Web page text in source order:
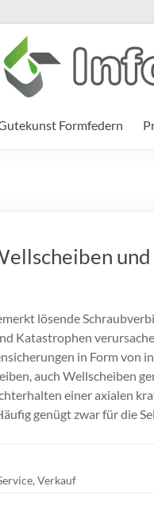
Formfedern
und
lösende
Katastrophen
in Form von
auch Wellscheiben
einer axialen
genügt zwar für die
, Verkauf